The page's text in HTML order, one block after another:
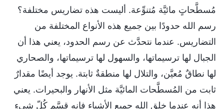
مُسطَّحاتٍ مائيَّة مُتنوِّعة. أليست هذه تضاريس مختلفة؟
رسم الله حدودًا بين جميع هذه الأنواع المختلفة من
التضاريس. عندما نتحدَّث عن رسم الحدود، يعني هذا أن
الجبال لها ترسيماتها، والسهول لها ترسيماتها، والصحاري
لها نطاقٌ مُعيَّن، والتلال لها منطقةٌ ثابتة. يوجد أيضًا مقدارٌ
ثابت من المُسطَّحات المائيَّة مثل الأنهار والبحيرات. يعني
هذا أنه عندما خلق الله جميع الأشياء فإنه قسَّم كُلّ شيءٍ